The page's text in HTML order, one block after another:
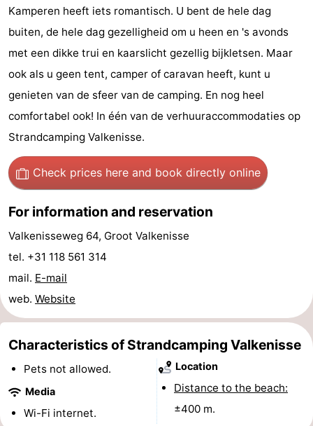
Playgrounds
Indoor
playgrounds
-
Bowling
centres
Wellness
centers
Villages
Cities
Guided
tours
Sports
Swimming
pools
-
Cycling
Hiking
-
Horse
-
Kamperen heeft iets romantisch. U bent de hele dag
buiten, de hele dag gezelligheid om u heen en 's avonds
met een dikke trui en kaarslicht gezellig bijkletsen. Maar
ook als u geen tent, camper of caravan heeft, kunt u
genieten van de sfeer van de camping. En nog heel
comfortabel ook! In één van de verhuuraccommodaties op
Strandcamping Valkenisse.
Check prices here and book directly online
For information and reservation
Valkenisseweg 64, Groot Valkenisse
tel. +31 118 561 314
mail. E-mail
web. Website
Characteristics of Strandcamping Valkenisse
Pets not allowed.
Media
Wi-Fi internet.
Location
Distance to the beach:
±400 m.